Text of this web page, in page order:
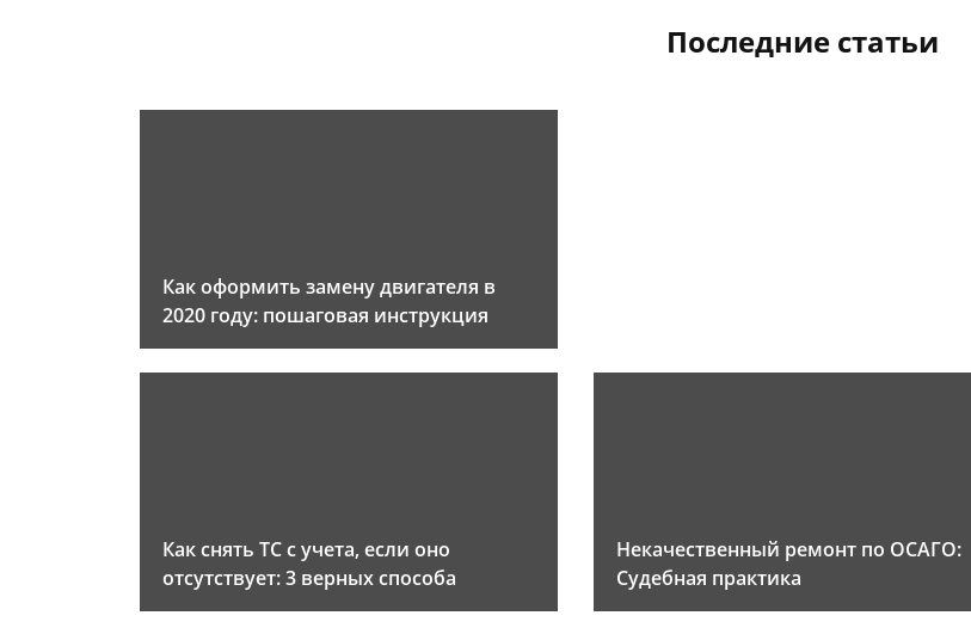
Последние статьи
Как оформить замену двигателя в
2020 году: пошаговая инструкция
Как снять ТС с учета, если оно
отсутствует: 3 верных способа
Некачественный ремонт по ОСАГО:
Судебная практика